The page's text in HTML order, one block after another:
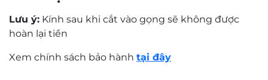
Lưu ý: Kính sau khi cắt vào gọng sẽ không được
hoàn lại tiền
Xem chính sách bảo hành tại đây